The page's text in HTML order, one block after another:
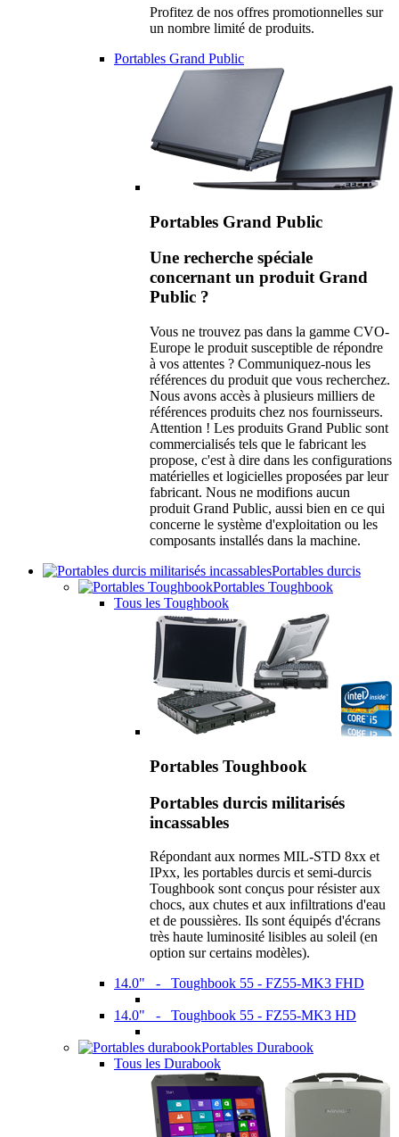
Profitez de nos offres promotionnelles sur
un nombre limité de produits.
Portables Grand Public
Portables Grand Public
Une recherche spéciale
concernant un produit Grand
Public ?
Vous ne trouvez pas dans la gamme CVO-
Europe le produit susceptible de répondre
à vos attentes ? Communiquez-nous les
références du produit que vous recherchez.
Nous avons accès à plusieurs milliers de
références produits chez nos fournisseurs.
Attention ! Les produits Grand Public sont
commercialisés tels que le fabricant les
propose, c'est à dire dans les configurations
matérielles et logicielles proposées par leur
fabricant. Nous ne modifions aucun
produit Grand Public, aussi bien en ce qui
concerne le système d'exploitation ou les
composants installés dans la machine.
Portables durcis
Portables Toughbook
Tous les Toughbook
Portables Toughbook
Portables durcis militarisés
incassables
Répondant aux normes MIL-STD 8xx et
IPxx, les portables durcis et semi-durcis
Toughbook sont conçus pour résister aux
chocs, aux chutes et aux infiltrations d'eau
et de poussières. Ils sont équipés d'écrans
très haute luminosité lisibles au soleil (en
option sur certains modèles).
14.0" - Toughbook 55 - FZ55-MK3 FHD
14.0" - Toughbook 55 - FZ55-MK3 HD
Portables Durabook
Tous les Durabook